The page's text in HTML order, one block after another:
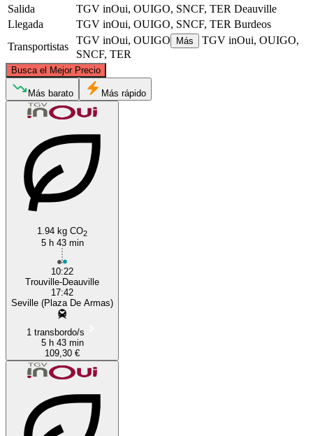
Salida
TGV inOui, OUIGO, SNCF, TER Deauville
Llegada
TGV inOui, OUIGO, SNCF, TER Burdeos
Transportistas
TGV inOui, OUIGO Más
TGV inOui, OUIGO,
SNCF, TER
Busca el Mejor Precio
Más barato Más rápido
1.94 kg CO2
5 h 43 min
10:22
Trouville-Deauville
17:42
Seville (Plaza De Armas)
1 transbordo/s
5 h 43 min
109,30 €